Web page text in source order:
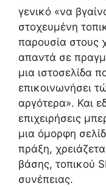
γενικό «να
στοχευμένη
παρουσία στους
απαντά σε
μια ιστοσελίδα
επικοινωνήσει
αργότερα». Και
επιχειρήσεις
μια όμορφη
πράξη,
βάσης, τοπικού
συνέπειας.